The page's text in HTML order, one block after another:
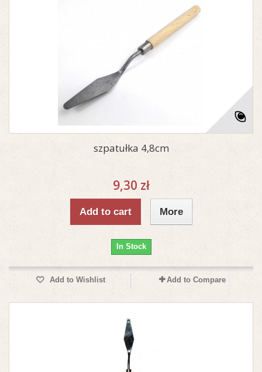
szpatułka 4,8cm
9,30 zł
Add to cart More
In Stock
Add to Wishlist Add to Compare